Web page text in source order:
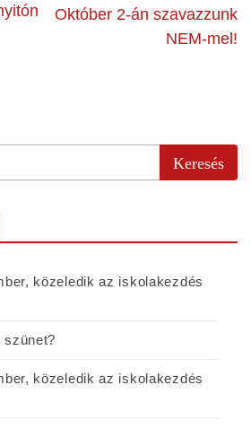
Október 2-án szavazzunk
NEM-mel!
közeledik az iskolakezdés
közeledik az iskolakezdés